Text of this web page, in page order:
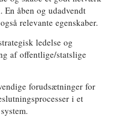
åben og udadvendt
relevante egenskaber.
ledelse og
af offentlige/statslige
forudsætninger for
i et